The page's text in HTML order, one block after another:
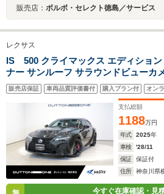
販売店： ボルボ・セレクト徳島／サービス
レクサス
IS 500 クライマックス エディショ
ナー サンルーフ サラウンドビューカ
シートベンチレーション BBS製マッ
ンチアルミホイール ブレンボ製フロ
ック&レッドコンビシート
販売店保証 車両品質評価書付 購入プラン付 オン
支払総額
1188万円
年式
2025年
車検
'28/11
保証
保証付
住所
神奈川県
今すぐ在庫確認・見